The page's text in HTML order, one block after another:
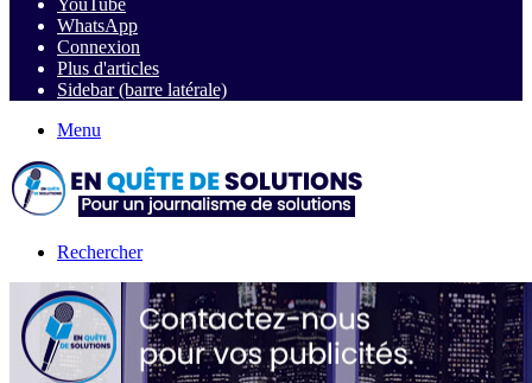
YouTube
WhatsApp
Connexion
Plus d'articles
Sidebar (barre latérale)
Menu
Rechercher